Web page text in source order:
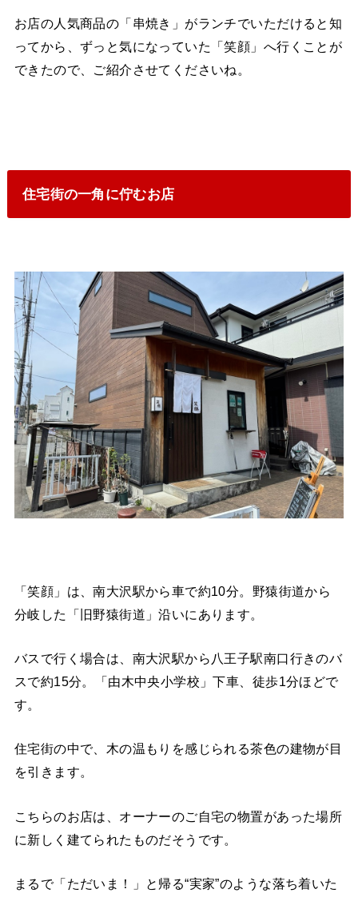
お店の人気商品の「串焼き」がランチでいただけると知
ってから、ずっと気になっていた「笑顔」へ行くことが
できたので、ご紹介させてくださいね。
住宅街の一角に佇むお店
「笑顔」は、南大沢駅から車で約10分。野猿街道から
分岐した「旧野猿街道」沿いにあります。
バスで行く場合は、南大沢駅から八王子駅南口行きのバ
スで約15分。「由木中央小学校」下車、徒歩1分ほどで
す。
住宅街の中で、木の温もりを感じられる茶色の建物が目
を引きます。
こちらのお店は、オーナーのご自宅の物置があった場所
に新しく建てられたものだそうです。
まるで「ただいま！」と帰る“実家”のような落ち着いた